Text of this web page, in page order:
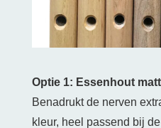
Optie 1: Essenhout
Benadrukt de nerven
kleur, heel passend bij